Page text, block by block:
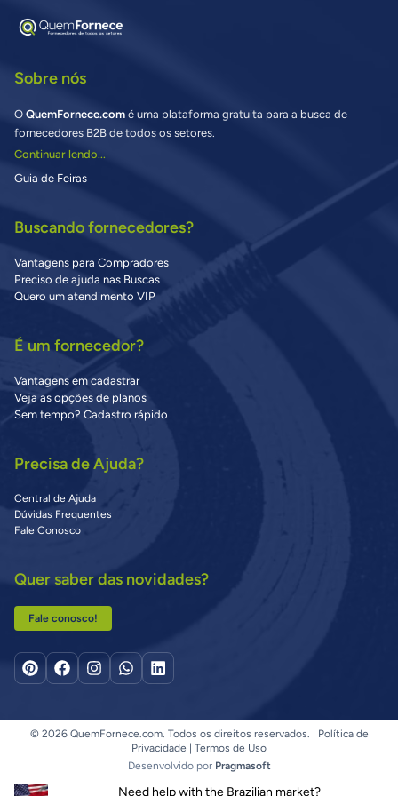
Sobre nós
O QuemFornece.com é uma plataforma gratuita para a busca de
fornecedores B2B de todos os setores.
Continuar lendo...
Guia de Feiras
Buscando fornecedores?
Vantagens para Compradores
Preciso de ajuda nas Buscas
Quero um atendimento VIP
É um fornecedor?
Vantagens em cadastrar
Veja as opções de planos
Sem tempo? Cadastro rápido
Precisa de Ajuda?
Central de Ajuda
Dúvidas Frequentes
Fale Conosco
Quer saber das novidades?
Fale conosco!
© 2026 QuemFornece.com. Todos os direitos reservados. |
Política de
Privacidade
Termos de Uso
Desenvolvido por Pragmasoft
Need help with the Brazilian market?